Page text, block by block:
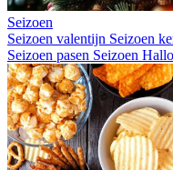
Seizoen
Seizoen valentijn Seizoen
Seizoen pasen Seizoen